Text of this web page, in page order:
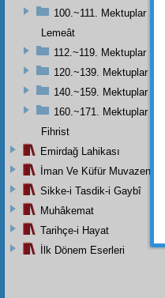
100.~111. Mektuplar
Lemeât
112.~119. Mektuplar
120.~139. Mektuplar
140.~159. Mektuplar
160.~171. Mektuplar
Fihrist
Emirdağ Lahikası
İman Ve Küfür Muvazeneleri
Sikke-i Tasdik-i Gaybî
Muhâkemat
Tarihçe-i Hayat
İlk Dönem Eserleri